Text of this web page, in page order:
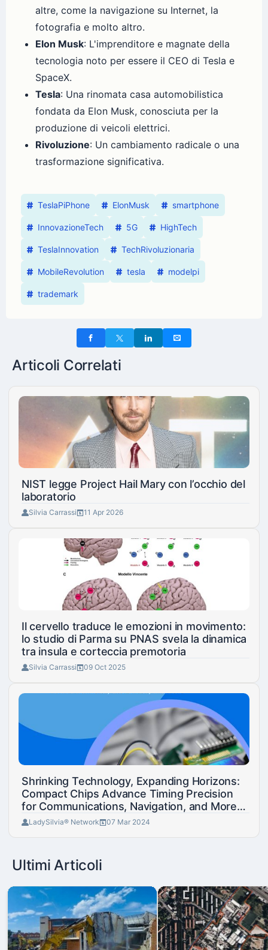
altre, come la navigazione su Internet, la
fotografia e molto altro.
Elon Musk: L'imprenditore e magnate della
tecnologia noto per essere il CEO di Tesla e
SpaceX.
Tesla: Una rinomata casa automobilistica
fondata da Elon Musk, conosciuta per la
produzione di veicoli elettrici.
Rivoluzione: Un cambiamento radicale o una
trasformazione significativa.
TeslaPiPhone ElonMusk smartphone
InnovazioneTech 5G HighTech
TeslaInnovation TechRivoluzionaria
MobileRevolution tesla modelpi
trademark
Articoli Correlati
NIST legge Project Hail Mary con l’occhio del
laboratorio
Silvia Carrassi 11 Apr 2026
Il cervello traduce le emozioni in movimento:
lo studio di Parma su PNAS svela la dinamica
tra insula e corteccia premotoria
Silvia Carrassi 09 Oct 2025
Shrinking Technology, Expanding Horizons:
Compact Chips Advance Timing Precision
for Communications, Navigation, and More
Applications
LadySilvia® Network 07 Mar 2024
Ultimi Articoli